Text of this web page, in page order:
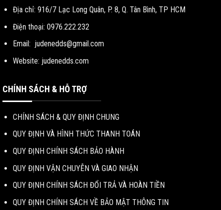
Địa chỉ: 916/7 Lạc Long Quân, P. 8, Q. Tân Bình, TP HCM
Điện thoại: 0976.222.232
Email: judenedds@gmail.com
Website: judenedds.com
CHÍNH SÁCH & HỖ TRỢ
CHÍNH SÁCH & QUY ĐỊNH CHUNG
QUY ĐỊNH VÀ HÌNH THỨC THANH TOÁN
QUY ĐỊNH CHÍNH SÁCH BẢO HÀNH
QUY ĐỊNH VẬN CHUYỄN VÀ GIAO NHẬN
QUY ĐỊNH CHÍNH SÁCH ĐỔI TRẢ VÀ HOÀN TIỀN
QUY ĐỊNH CHÍNH SÁCH VỀ BẢO MẬT THÔNG TIN